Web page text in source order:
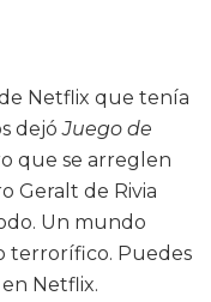
Netflix que tenía
dejóJuego de
que se arreglen
Geralt de Rivia
Un mundo
terrorífico. Puedes
Netflix.